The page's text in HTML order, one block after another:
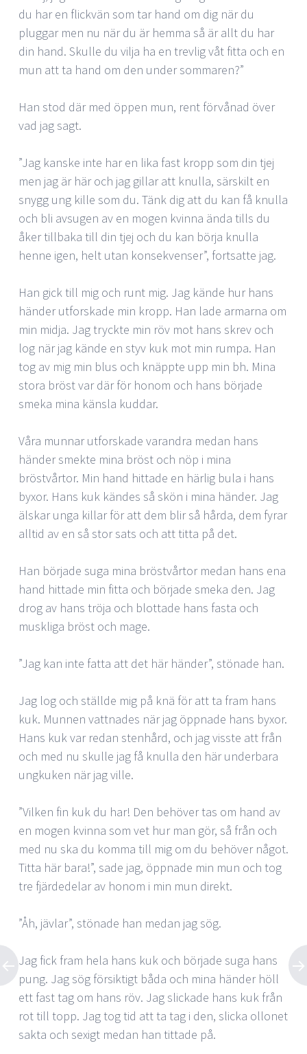
du har en flickvän som tar hand om dig när du
pluggar men nu när du är hemma så är allt du har
din hand. Skulle du vilja ha en trevlig våt fitta och en
mun att ta hand om den under sommaren?”
Han stod där med öppen mun, rent förvånad över
vad jag sagt.
”Jag kanske inte har en lika fast kropp som din tjej
men jag är här och jag gillar att knulla, särskilt en
snygg ung kille som du. Tänk dig att du kan få knulla
och bli avsugen av en mogen kvinna ända tills du
åker tillbaka till din tjej och du kan börja knulla
henne igen, helt utan konsekvenser”, fortsatte jag.
Han gick till mig och runt mig. Jag kände hur hans
händer utforskade min kropp. Han lade armarna om
min midja. Jag tryckte min röv mot hans skrev och
log när jag kände en styv kuk mot min rumpa. Han
tog av mig min blus och knäppte upp min bh. Mina
stora bröst var där för honom och hans började
smeka mina känsla kuddar.
Våra munnar utforskade varandra medan hans
händer smekte mina bröst och nöp i mina
bröstvårtor. Min hand hittade en härlig bula i hans
byxor. Hans kuk kändes så skön i mina händer. Jag
älskar unga killar för att dem blir så hårda, dem fyrar
alltid av en så stor sats och att titta på det.
Han började suga mina bröstvårtor medan hans ena
hand hittade min fitta och började smeka den. Jag
drog av hans tröja och blottade hans fasta och
muskliga bröst och mage.
”Jag kan inte fatta att det här händer”, stönade han.
Jag log och ställde mig på knä för att ta fram hans
kuk. Munnen vattnades när jag öppnade hans byxor.
Hans kuk var redan stenhård, och jag visste att från
och med nu skulle jag få knulla den här underbara
ungkuken när jag ville.
”Vilken fin kuk du har! Den behöver tas om hand av
en mogen kvinna som vet hur man gör, så från och
med nu ska du komma till mig om du behöver något.
Titta här bara!”, sade jag, öppnade min mun och tog
tre fjärdedelar av honom i min mun direkt.
”Åh, jävlar”, stönade han medan jag sög.
Jag fick fram hela hans kuk och började suga hans
pung. Jag sög försiktigt båda och mina händer höll
ett fast tag om hans röv. Jag slickade hans kuk från
rot till topp. Jag tog tid att ta tag i den, slicka ollonet
sakta och sexigt medan han tittade på.